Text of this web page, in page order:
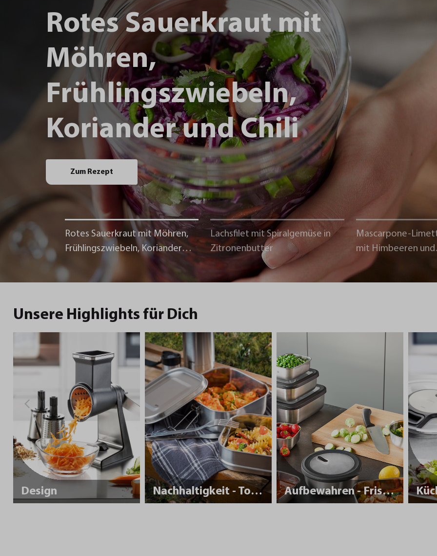
Rotes Sauerkraut mit
Möhren,
Frühlingszwiebeln,
Koriander und Chili
Zum Rezept
Rotes Sauerkraut mit Möhren,
Frühlingszwiebeln, Koriander
Lachsfilet mit Spiralgemüse in
Zitronenbutter
Mascarpone-
mit Himbeeren und
Schokoladencrumble
Unsere Highlights für Dich
Design Nachhaltigkeit - To Go Aufbewahren - Frisch halten